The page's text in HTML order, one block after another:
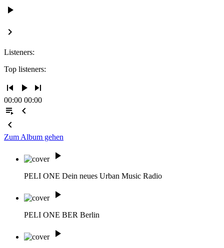
play_arrow
keyboard_arrow_right
Listeners:
Top listeners:
skip_previous play_arrow skip_next
00:00 00:00
playlist_play
chevron_left
chevron_left
Zum Album gehen
play_arrow
PELI ONE Dein neues Urban Music Radio
play_arrow
PELI ONE BER Berlin
play_arrow